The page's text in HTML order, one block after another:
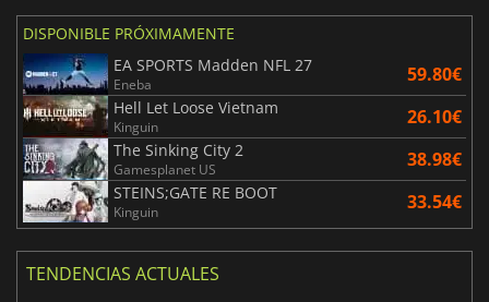
DISPONIBLE PRÓXIMAMENTE
EA SPORTS Madden NFL 27
Eneba 59.80€
Hell Let Loose Vietnam
Kinguin 26.10€
The Sinking City 2
Gamesplanet US 38.98€
STEINS;GATE RE BOOT
Kinguin 33.54€
TENDENCIAS ACTUALES